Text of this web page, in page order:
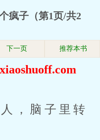
疯子（第1页/共2
下一页 推荐本书
，脑子里转